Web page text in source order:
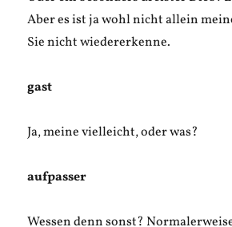
Aber es ist ja wohl nicht allein
Sie nicht wiedererkenne.
gast
Ja, meine vielleicht, oder was?
aufpasser
Wessen denn sonst?